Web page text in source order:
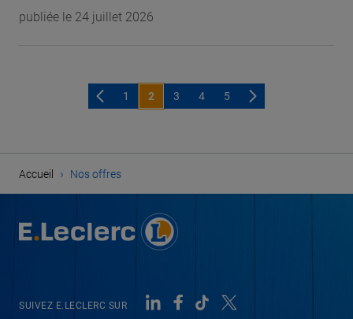
publiée le 24 juillet 2026
1 2 3 4 5
Accueil › Nos offres
SUIVEZ E.LECLERC SUR